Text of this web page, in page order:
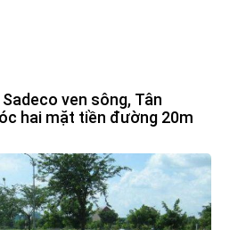
ven sông, Tân
hai mặt tiền đường 20m